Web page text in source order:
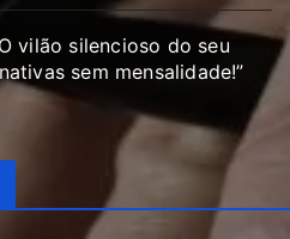
vilão silencioso do seu
sem mensalidade!”